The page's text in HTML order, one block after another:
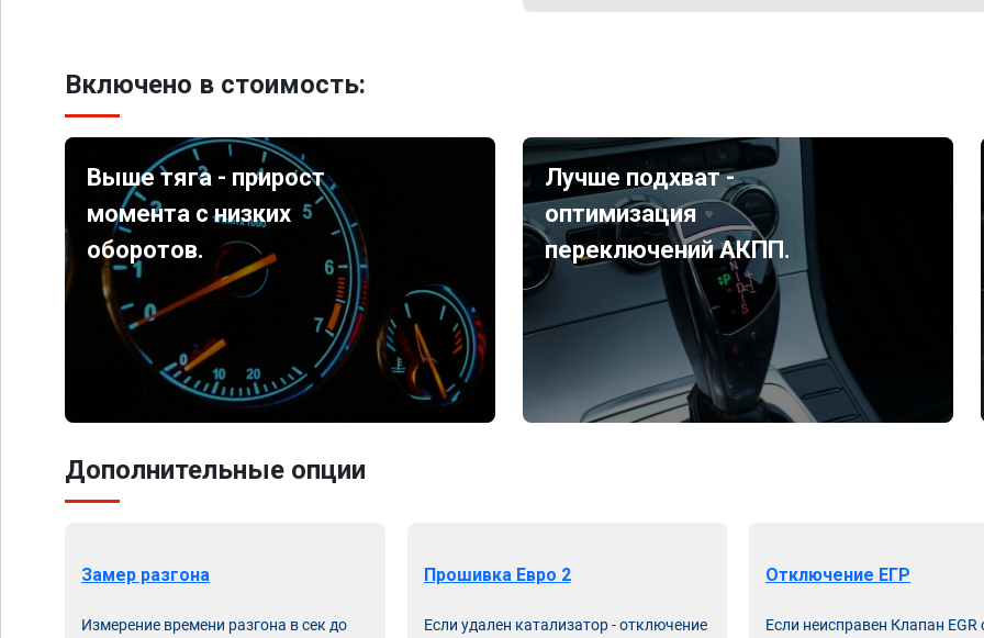
Включено в стоимость:
Выше тяга - прирост
момента с низких
оборотов.
Лучше подхват -
оптимизация
переключений АКПП.
Дополнительные опции
Замер разгона
Измерение времени разгона в сек до
Прошивка Евро 2
Если удален катализатор - отключение
Отключение ЕГР
Если неисправен Клапан EGR